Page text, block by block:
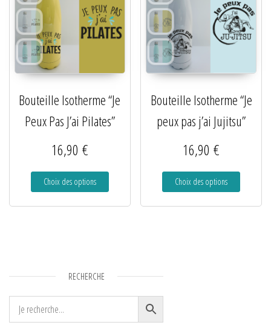
Bouteille Isotherme “Je
Peux Pas J’ai Pilates”
16,90 €
Choix des options
Bouteille Isotherme “Je
peux pas j’ai Jujitsu”
16,90€
Choix des options
RECHERCHE